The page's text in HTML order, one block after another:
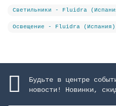
Светильники - Fluidra
Освещение - Fluidra (Испания)
Будьте в центре
новости! Новинки,